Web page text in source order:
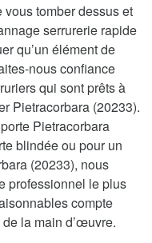
tomber dessus et
serrurerie rapide
qu’un élément de
nous confiance
qui sont prêts à
Pietracorbara (20233).
Pietracorbara
blindée ou pour un
(20233), nous
professionnel le plus
compte
la main d’œuvre.